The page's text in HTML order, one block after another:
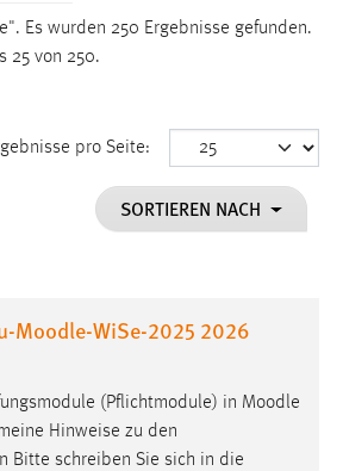
Es wurden 250 Ergebnisse gefunden.
25 von 250.
pro Seite:
SORTIEREN NACH
Moodle-WiSe-2025 2026
(Pflichtmodule) in Moodle
Hinweise zu den
Bitte schreiben Sie sich in die
die ausgewählten Einverständnis-